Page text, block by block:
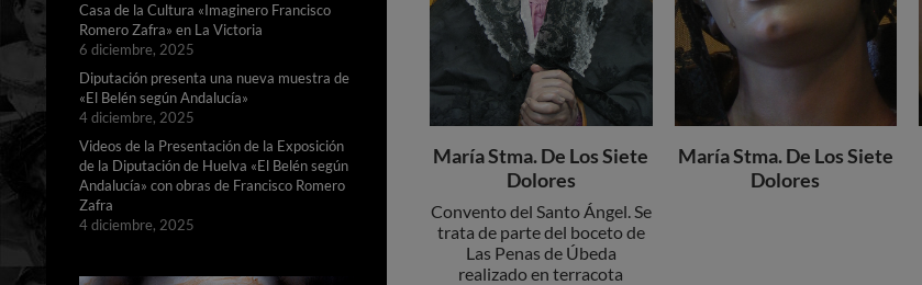
María Stma. De Los Siete
Dolores
Convento del Santo Ángel. Se
trata de parte del boceto de
Las Penas de Úbeda
realizado en terracota
María Stma. De Los Siete
Dolores
Casa de la Cultura «Imaginero Francisco
Romero Zafra» en La Victoria
6 diciembre, 2025
Diputación presenta una nueva muestra de
«El Belén según Andalucía»
4 diciembre, 2025
Videos de la Presentación de la Exposición
de la Diputación de Huelva «El Belén según
Andalucía» con obras de Francisco Romero
Zafra
4 diciembre, 2025